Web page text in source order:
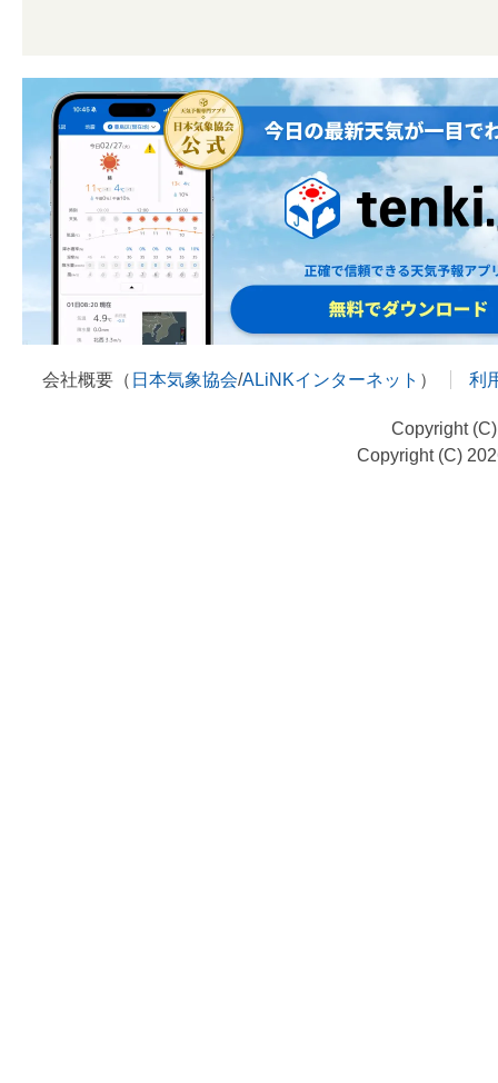
会社概要（ 日本気象協会/ALiNKインターネット ） 利
Copyright
Copyright (C)